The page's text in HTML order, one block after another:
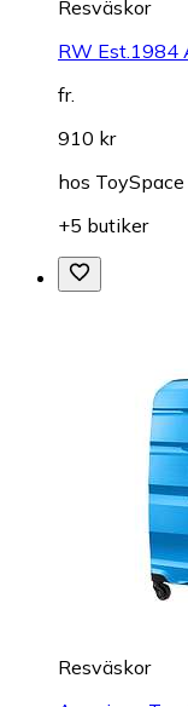
Resväskor
RW Est.1984
fr.
910 kr
hos ToySpace
+5 butiker
Resväskor